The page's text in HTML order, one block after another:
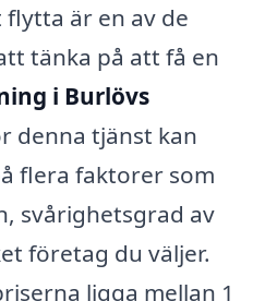
är en av de
tänka på att få en
i Burlövs
denna tjänst kan
flera faktorer som
svårighetsgrad av
företag du väljer.
ligga mellan 1